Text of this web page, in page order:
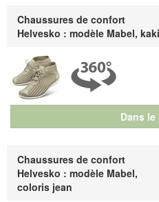
Le haut rebord en cuir, tout en
merveilleuse souplesse. Au
particularité de cette belle matière
Le spot en dit plus
Référence : 5.754.07 / 5.754.80
Découvrez les chaussures les
Dans
Chaussures de confort
Helvesko : modèle Mabel, kaki
Chaussures de confort
Helvesko : modèle Mabel,
coloris jean